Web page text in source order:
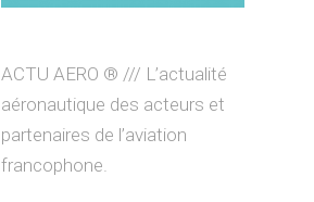
ACTU AERO ® /// L’actualité
aéronautique des acteurs et
partenaires de l’aviation
francophone.